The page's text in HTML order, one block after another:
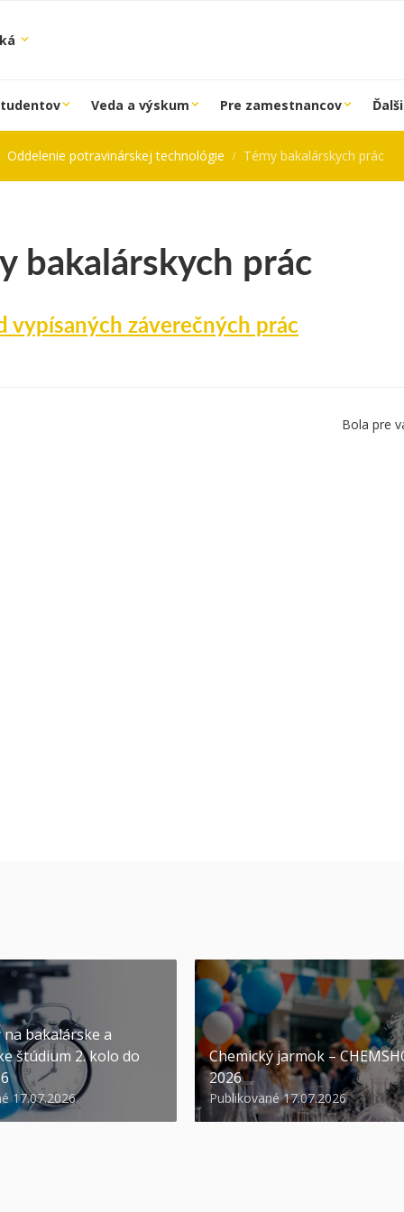
Veda a výskum Pre zamestnancov
Oddelenie potravinárskej technológie Témy bakalárskych prác
bakalárskych prác
vypísaných záverečných prác
Bola pre
bakalárske a
štúdium 2. kolo do
17.07.2026
Chemický jarmok –
2026
Publikované 17.07.2026